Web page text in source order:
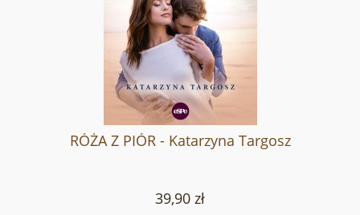
RÓŻA Z PIÓR - Katarzyna Targosz
39,90 zł